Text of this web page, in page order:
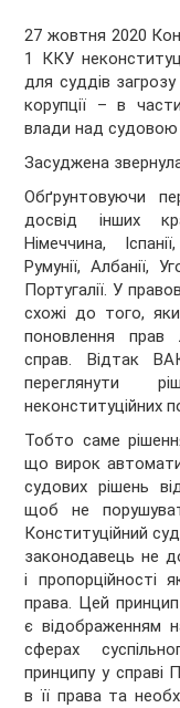
27 жовтня 2020
1 ККУ
для суддів
корупції – в
влади над судовою
Засуджена
Обґрунтовуючи
досвід інших
Німеччина,
Румунії, Албанії,
Португалії. У
схожі до того,
поновлення прав
справ. Відтак
переглянути
неконституційних
Тобто саме
що вирок
судових рішень
щоб не
Конституційний
законодавець не
і пропорційності
права. Цей
є відображенням
сферах
принципу у справі
в її права та